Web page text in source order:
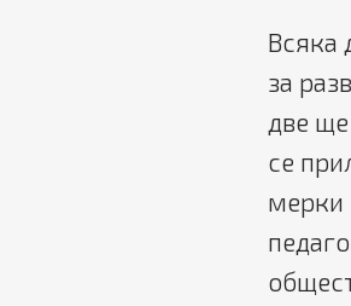
Всяка
за
две
се
мерки